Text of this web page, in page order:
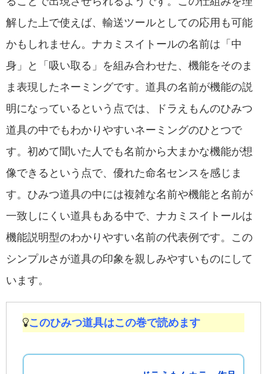
解した上で使えば、輸送ツールとしての応用も可能
かもしれません。ナカミスイトールの名前は「中
身」と「吸い取る」を組み合わせた、機能をそのま
ま表現したネーミングです。道具の名前が機能の説
明になっているという点では、ドラえもんのひみつ
道具の中でもわかりやすいネーミングのひとつで
す。初めて聞いた人でも名前から大まかな機能が想
像できるという点で、優れた命名センスを感じま
す。ひみつ道具の中には複雑な名前や機能と名前が
一致しにくい道具もある中で、ナカミスイトールは
機能説明型のわかりやすい名前の代表例です。この
シンプルさが道具の印象を親しみやすいものにして
います。
このひみつ道具はこの巻で読めます